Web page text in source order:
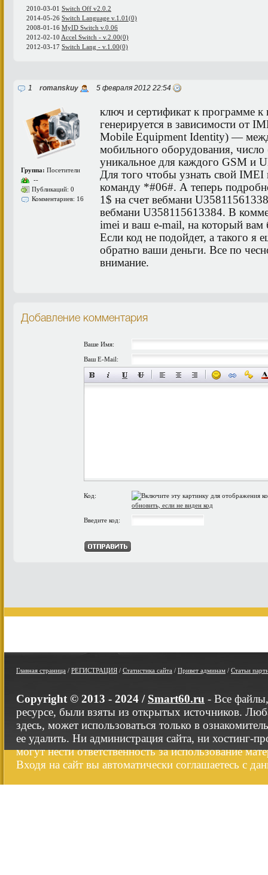
2010-03-01 Switch Off v2.0.2
2014-05-26 Switch Language v.1.01(0)
2008-01-16 MyID Switch v.0.06
2012-02-10 Accel Switch - v.2.00(0)
2012-03-17 Switch Lang - v.1.00(0)
1 romanskuy 5 февраля 2012 22:54
Группа: Посетители
--
Публикаций: 0
Комментариев: 16
ключ и сертификат к программе
генерируется в зависимости от
Mobile Equipment Identity) —
мобильного оборудования,
уникальное для каждого GSM и
Для того чтобы узнать свой IMEI
команду *#06#. А теперь
1$ на счет вебмани
вебмани U358115613384. В
imei и ваш e-mail, на который вам
Если код не подойдет, а такого я
обратно ваши деньги. Все по
внимание.
Добавление комментария
Ваше Имя:
Ваш E-Mail:
Код:
обновить, если не виден код
Введите код:
Главная страница / РЕГИСТРАЦИЯ / Статистика сайта / Привет админам / Статьи
Copyright © 2013 - 2024 / Smart60.ru - Все
ресурсе, были взяты из открытых источников.
здесь, может использоваться только в
ее удалить. Ни администрация сайта, ни хостинг-
могут нести ответственность за использование
Входя на сайт вы автоматически соглашаетесь с